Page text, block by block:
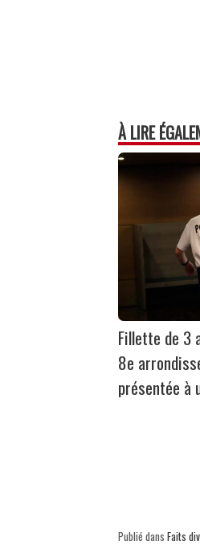
À LIRE
Fillette de 3
8e
présentée à
Publié dans Faits